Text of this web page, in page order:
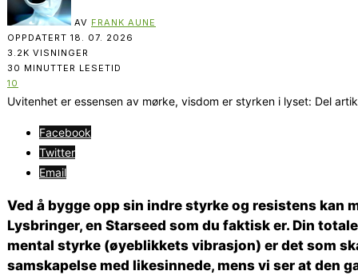
AV FRANK AUNE
OPPDATERT 18. 07. 2026
3.2K VISNINGER
30 MINUTTER LESETID
10
Uvitenhet er essensen av mørke, visdom er styrken i lyset: Del
Facebook
Twitter
Email
Ved å bygge opp sin indre styrke og resistens kan
Lysbringer, en Starseed som du faktisk er. Din
mental styrke (øyeblikkets vibrasjon) er det som
samskapelse med likesinnede, mens vi ser at den